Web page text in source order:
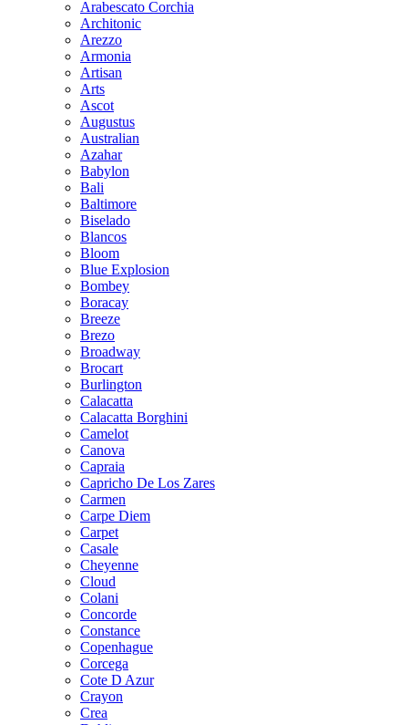
Arabescato Corchia
Architonic
Arezzo
Armonia
Artisan
Arts
Ascot
Augustus
Australian
Azahar
Babylon
Bali
Baltimore
Biselado
Blancos
Bloom
Blue Explosion
Bombey
Boracay
Breeze
Brezo
Broadway
Brocart
Burlington
Calacatta
Calacatta Borghini
Camelot
Canova
Capraia
Capricho De Los Zares
Carmen
Carpe Diem
Carpet
Casale
Cheyenne
Cloud
Colani
Concorde
Constance
Copenhague
Corcega
Cote D Azur
Crayon
Crea